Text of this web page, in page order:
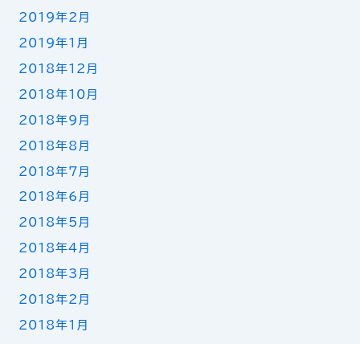
2019年2月
2019年1月
2018年12月
2018年10月
2018年9月
2018年8月
2018年7月
2018年6月
2018年5月
2018年4月
2018年3月
2018年2月
2018年1月